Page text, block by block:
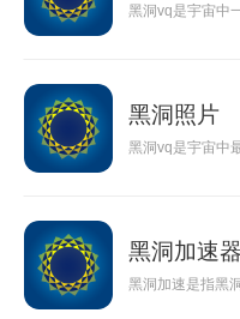
黑洞vq是宇宙中
黑洞照片
黑洞vq是宇宙中
黑洞加速
黑洞加速是指黑